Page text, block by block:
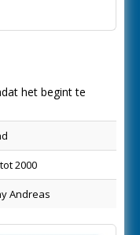
het begint te
2000
Andreas